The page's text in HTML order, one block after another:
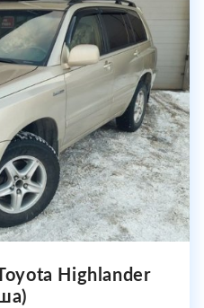
Highlander